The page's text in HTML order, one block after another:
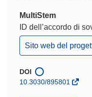
MultiStem
ID dell’accordo di
(si
apre
una
nuova
Sito web del
DOI
10.3030/895801